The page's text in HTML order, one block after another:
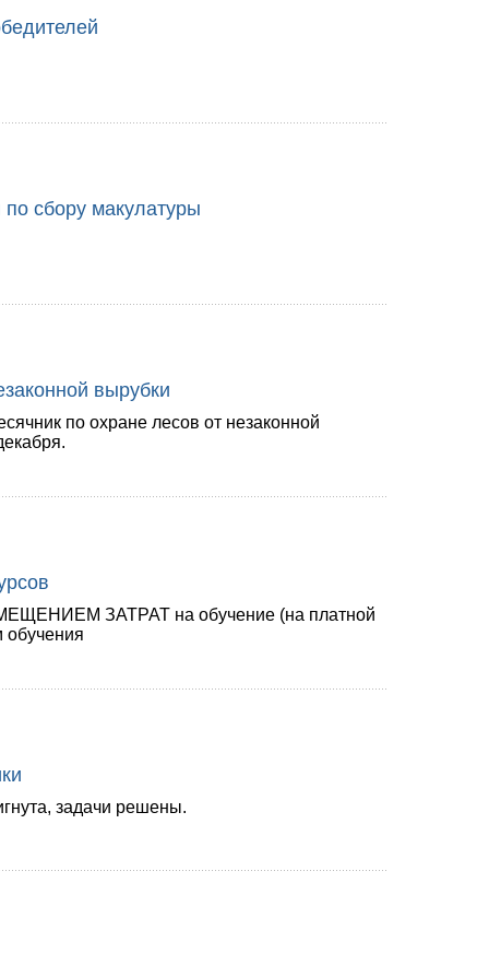
сбору макулатуры
вырубки
по охране лесов от незаконной
ЗАТРАТ на обучение (на платной
обучения
задачи решены.